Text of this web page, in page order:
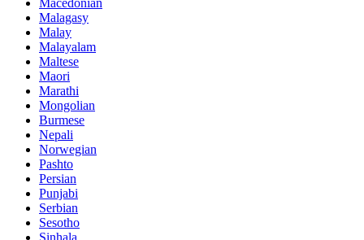
Macedonian
Malagasy
Malay
Malayalam
Maltese
Maori
Marathi
Mongolian
Burmese
Nepali
Norwegian
Pashto
Persian
Punjabi
Serbian
Sesotho